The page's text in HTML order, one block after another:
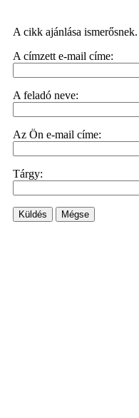
A cikk ajánlása ismerősnek.
A címzett e-mail címe:
A feladó neve:
Az Ön e-mail címe:
Tárgy:
Küldés Mégse